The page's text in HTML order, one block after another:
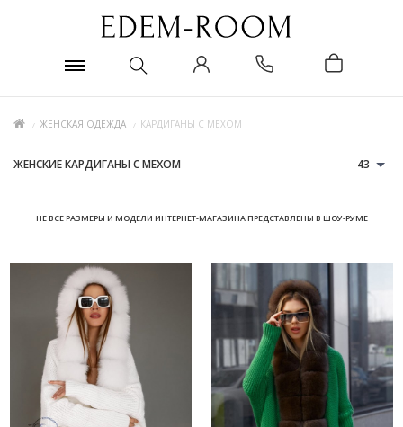
ЖЕНСКАЯ ОДЕЖДА КАРДИГАНЫ С МЕХОМ
ЖЕНСКИЕ КАРДИГАНЫ С МЕХОМ
НЕ ВСЕ РАЗМЕРЫ И МОДЕЛИ ИНТЕРНЕТ-МАГАЗИНА ПРЕДСТАВЛЕНЫ В ШОУ-РУМЕ
43